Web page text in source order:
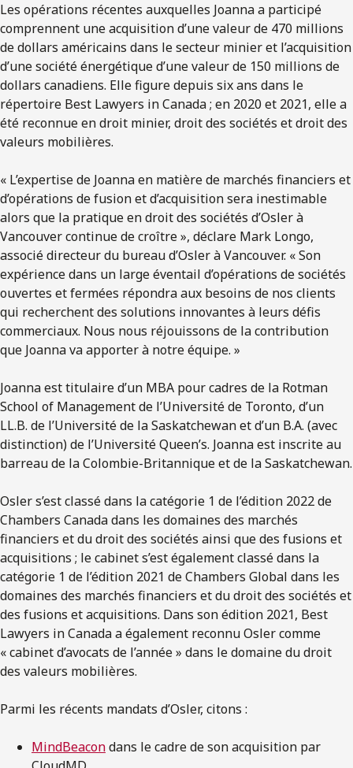
Les opérations récentes auxquelles Joanna a participé
comprennent une acquisition d’une valeur de 470 millions
de dollars américains dans le secteur minier et l’acquisition
d’une société énergétique d’une valeur de 150 millions de
dollars canadiens. Elle figure depuis six ans dans le
répertoire Best Lawyers in Canada ; en 2020 et 2021, elle a
été reconnue en droit minier, droit des sociétés et droit des
valeurs mobilières.
« L’expertise de Joanna en matière de marchés financiers et
d’opérations de fusion et d’acquisition sera inestimable
alors que la pratique en droit des sociétés d’Osler à
Vancouver continue de croître », déclare Mark Longo,
associé directeur du bureau d’Osler à Vancouver. « Son
expérience dans un large éventail d’opérations de sociétés
ouvertes et fermées répondra aux besoins de nos clients
qui recherchent des solutions innovantes à leurs défis
commerciaux. Nous nous réjouissons de la contribution
que Joanna va apporter à notre équipe. »
Joanna est titulaire d’un MBA pour cadres de la Rotman
School of Management de l’Université de Toronto, d’un
LL.B. de l’Université de la Saskatchewan et d’un B.A. (avec
distinction) de l’Université Queen’s. Joanna est inscrite au
barreau de la Colombie-Britannique et de la Saskatchewan.
Osler s’est classé dans la catégorie 1 de l’édition 2022 de
Chambers Canada dans les domaines des marchés
financiers et du droit des sociétés ainsi que des fusions et
acquisitions ; le cabinet s’est également classé dans la
catégorie 1 de l’édition 2021 de Chambers Global dans les
domaines des marchés financiers et du droit des sociétés et
des fusions et acquisitions. Dans son édition 2021, Best
Lawyers in Canada a également reconnu Osler comme
« cabinet d’avocats de l’année » dans le domaine du droit
des valeurs mobilières.
Parmi les récents mandats d’Osler, citons :
MindBeacondans le cadre de son acquisition par